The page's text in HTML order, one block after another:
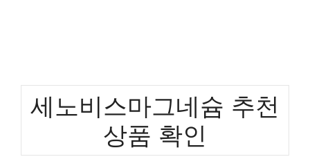
세노비스마그네슘 추천
상품 확인